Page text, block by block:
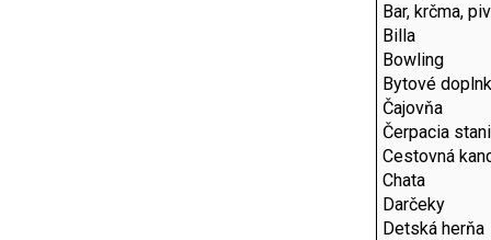
Bar, krčma,
Billa
Bowling
Bytové
Čajovňa
Čerpacia
Cestovná
Chata
Darčeky
Detská herňa